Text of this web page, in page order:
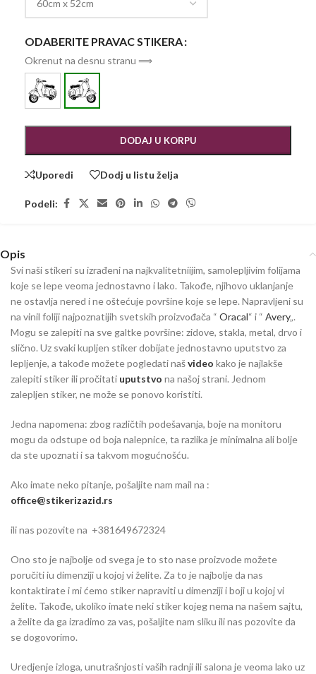
ODABERITE PRAVAC STIKERA
Okrenut na desnu stranu ⟹
DODAJ U KORPU
Uporedi Dodj u listu želja
Podeli:
Opis
Svi naši stikeri su izrađeni na najkvalitetniijim, samolepljivim folijama
koje se lepe veoma jednostavno i lako. Takođe, njihovo uklanjanje
ne ostavlja nered i ne oštećuje površine koje se lepe. Napravljeni su
na vinil foliji najpoznatijih svetskih proizvođača “ Oracal“ i “ Avery„.
Mogu se zalepiti na sve galtke površine: zidove, stakla, metal, drvo i
slično. Uz svaki kupljen stiker dobijate jednostavno uputstvo za
lepljenje, a takođe možete pogledati našvideo kako je najlakše
zalepiti stiker ili pročitati uputstvo na našoj strani. Jednom
zalepljen stiker, ne može se ponovo koristiti.
Jedna napomena: zbog različtih podešavanja, boje na monitoru
mogu da odstupe od boja nalepnice, ta razlika je minimalna ali bolje
da ste upoznati i sa takvom mogućnošću.
Ako imate neko pitanje, pošaljite nam mail na :
office@stikerizazid.rs
ili nas pozovite na +381649672324
Ono sto je najbolje od svega je to sto nase proizvode možete
poručiti iu dimenziji u kojoj vi želite. Za to je najbolje da nas
kontaktirate i mi ćemo stiker napraviti u dimenziji i boji u kojoj vi
želite. Takođe, ukoliko imate neki stiker kojeg nema na našem sajtu,
a želite da ga izradimo za vas, pošaljite nam sliku ili nas pozovite da
se dogovorimo.
Uredjenje izloga, unutrašnjosti vaših radnji ili salona je veoma lako uz